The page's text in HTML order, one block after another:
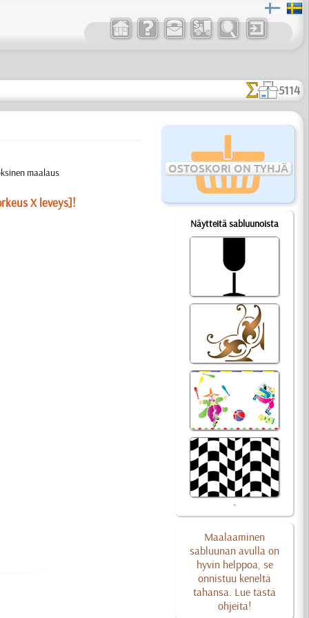
5114
OSTOSKORI ON TYHJÄ
Näytteitä sabluunoista
Maalaaminen
sabluunan avulla on
hyvin helppoa, se
onnistuu keneltä
tahansa. Lue tästä
ohjeita!
maalaus
X leveys]!